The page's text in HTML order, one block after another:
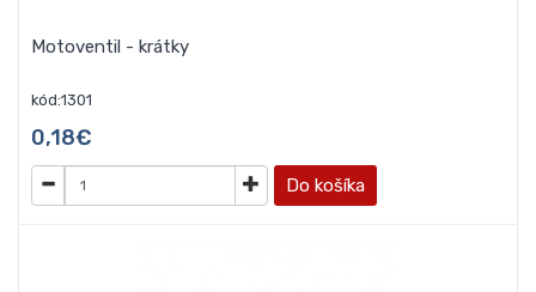
Motoventil - krátky
kód:1301
0,18€
Do košíka